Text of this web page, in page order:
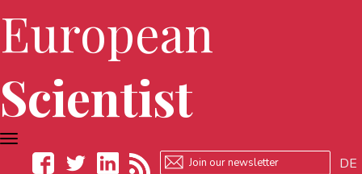
European
Scientist
DE
TOGGLE
NAVIGATION